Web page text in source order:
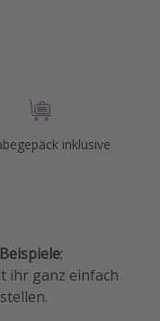
inklusive
Beispiele;
ihr ganz einfach